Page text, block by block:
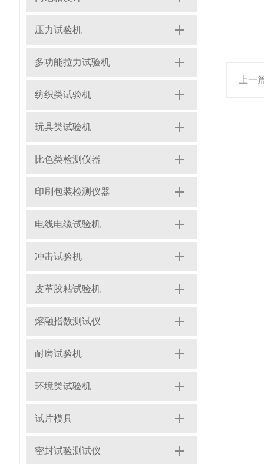
压力试验机
多功能拉力试验机
纺织类试验机
玩具类试验机
比色类检测仪器
印刷包装检测仪器
电线电缆试验机
冲击试验机
皮革胶粘试验机
熔融指数测试仪
耐磨试验机
环境类试验机
试片模具
密封试验测试仪
上一